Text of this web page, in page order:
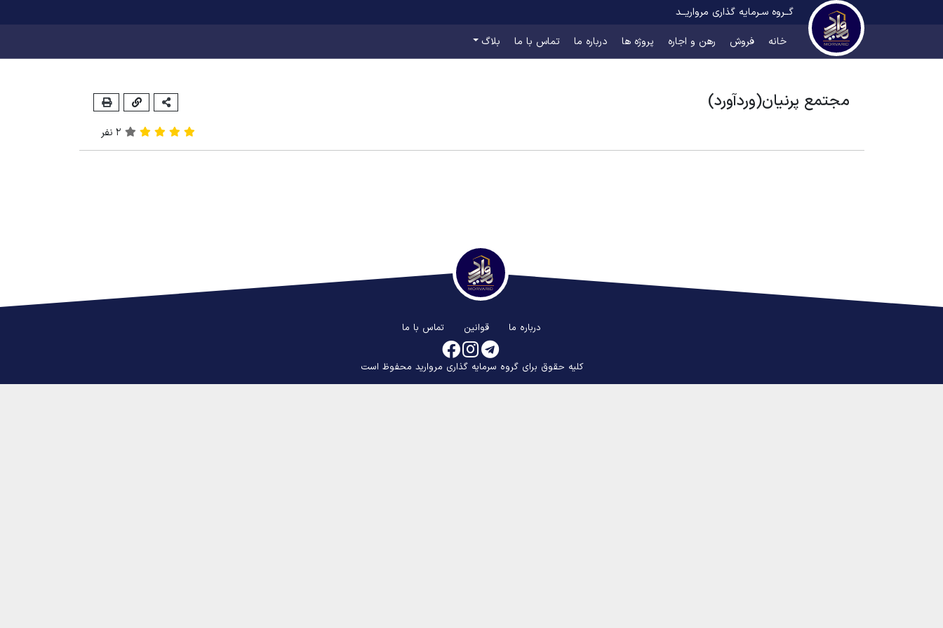
گــروه سـرمایه گذاری مرواریــد
خانه
فروش رهن و اجاره پروژه ها درباره ما تماس با ما بلاگ
مجتمع پرنیان(وردآورد)
2 نفر
درباره ما قوانین تماس با ما
کلیه حقوق برای گروه سرمایه گذاری مروارید محفوظ است